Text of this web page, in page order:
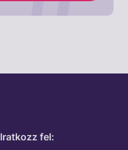
Iratkozz fel: